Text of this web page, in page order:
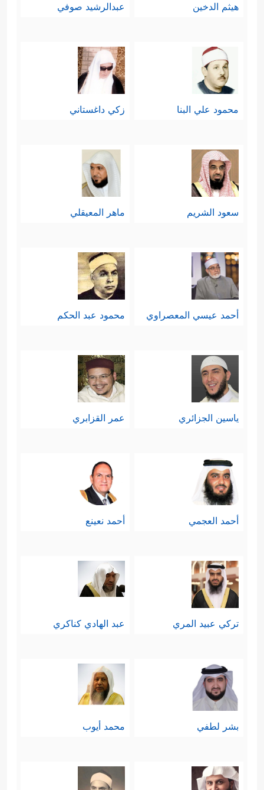
هيثم الدخين عبدالرشيد صوفي
محمود علي البنا زكي داغستاني
سعود الشريم ماهر المعيقلي
أحمد عيسي المعصراوي محمود عبد الحكم
ياسين الجزائري عمر القزابري
أحمد العجمي أحمد نعينع
تركي عبيد المري عبد الهادي كناكري
بشر لطفي محمد أيوب